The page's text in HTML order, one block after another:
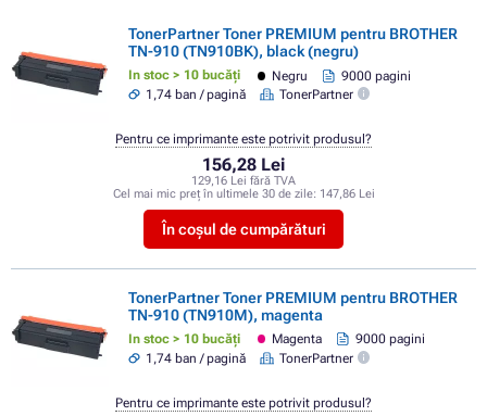
TonerPartner Toner PREMIUM pentru BROTHER
TN-910 (TN910BK), black (negru)
In stoc > 10 bucăți Negru
9000 pagini
1,74 ban / pagină
TonerPartner
156,28 Lei
129,16 Lei fără TVA
Cel mai mic preț în ultimele 30 de zile: 147,86 Lei
În coșul de cumpărături
Pentru ce imprimante este potrivit produsul?
TonerPartner Toner PREMIUM pentru BROTHER
TN-910 (TN910M), magenta
In stoc > 10 bucăți Magenta
9000 pagini
1,74 ban / pagină
TonerPartner
Pentru ce imprimante este potrivit produsul?